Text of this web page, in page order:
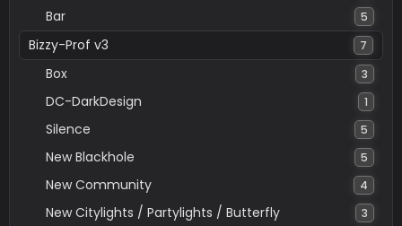
Bar 5
Bizzy-Prof v3 7
Box 3
DC-DarkDesign 1
Silence 5
New Blackhole 5
New Community 4
New Citylights / Partylights / Butterfly 3